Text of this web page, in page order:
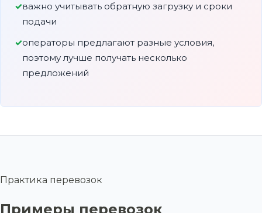
важно учитывать обратную загрузку и сроки
подачи
операторы предлагают разные условия,
поэтому лучше получать несколько
предложений
Практика перевозок
Примеры перевозок